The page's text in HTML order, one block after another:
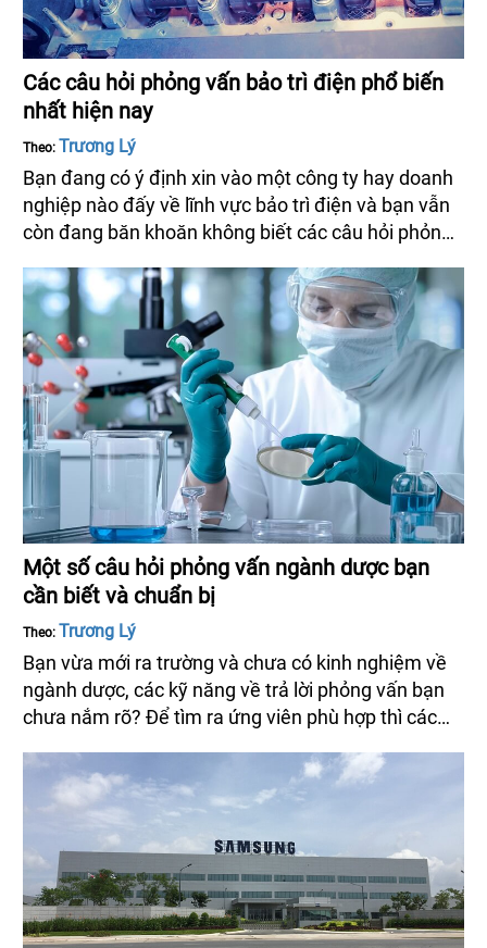
Các câu hỏi phỏng vấn bảo trì điện phổ biến
nhất hiện nay
Theo: Trương Lý
Bạn đang có ý định xin vào một công ty hay doanh
nghiệp nào đấy về lĩnh vực bảo trì điện và bạn vẫn
còn đang băn khoăn không biết các câu hỏi phỏng
vieclam24h.net.vn tìm hiểu nhé!
Một số câu hỏi phỏng vấn ngành dược bạn
cần biết và chuẩn bị
Theo: Trương Lý
Bạn vừa mới ra trường và chưa có kinh nghiệm về
ngành dược, các kỹ năng về trả lời phỏng vấn bạn
chưa nắm rõ? Để tìm ra ứng viên phù hợp thì các
Vậy những câu hỏi phỏng vấn ngành dược gồm
những gì? Hãy cùng tìm hiểu qua
vieclam24h.net.vn nhé!